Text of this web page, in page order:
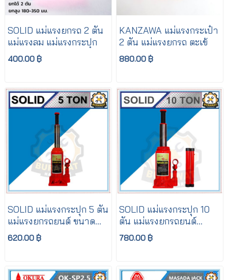
SOLID แม่แรงยกรถ 2 ตัน
แม่แรงลม แม่แรงกระปุก
400.00 ฿
KANZAWA แม่แรงกระเป๋า
2 ตัน แม่แรงยกรถ ตะเข้
880.00 ฿
SOLID แม่แรงกระปุก 5 ตัน
แม่แรงยกรถยนต์ ขนาด
เล็ก
620.00 ฿
SOLID แม่แรงกระปุก 10
ตัน แม่แรงยกรถยนต์
ขนาดเล็ก
780.00 ฿